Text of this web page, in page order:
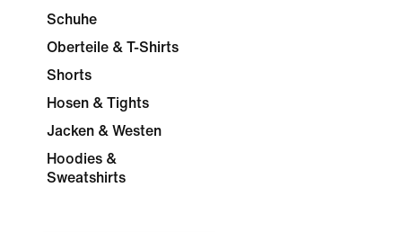
Schuhe
Oberteile & T-Shirts
Shorts
Hosen & Tights
Jacken & Westen
Hoodies &
Sweatshirts